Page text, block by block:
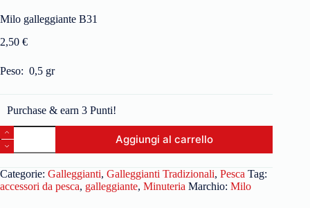
Milo galleggiante B31
2,50 €
Peso: 0,5 gr
Purchase & earn 3 Punti!
Aggiungi al carrello
Categorie: Galleggianti, Galleggianti Tradizionali, Pesca Tag:
accessori da pesca, galleggiante, Minuteria Marchio: Milo